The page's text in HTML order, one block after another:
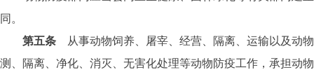
同。
第五条 从事动物饲养、屠宰、经营、隔离、运输以及动
测、隔离、净化、消灭、无害化处理等动物防疫工作，承担动